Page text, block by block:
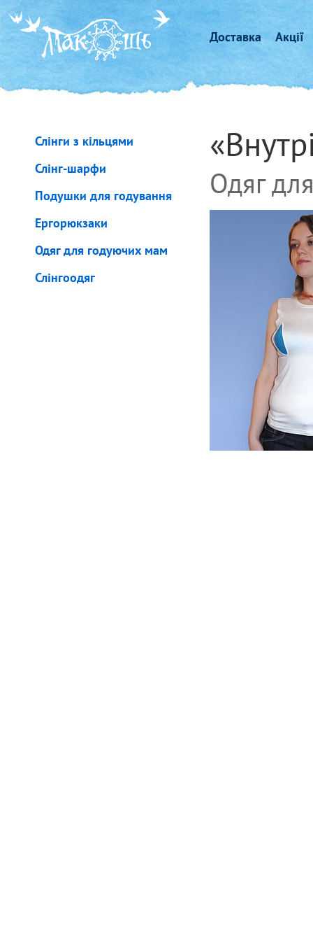
Доставка Акції
Слінги з кільцями
Слінг-шарфи
Подушки для годування
Ергорюкзаки
Одяг для годуючих мам
Слінгоодяг
Одяг